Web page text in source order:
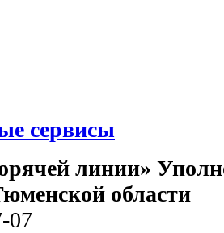
сервисы
линии»
области
07